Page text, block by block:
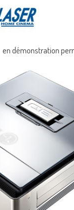
en démonstration